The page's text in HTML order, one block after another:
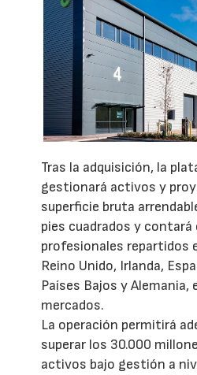
Tras la adquisición, la
gestionará activos y
superficie bruta
pies cuadrados y contará
profesionales repartidos
Reino Unido, Irlanda,
Países Bajos y
mercados.
La operación permitirá
superar los 30.000
activos bajo gestión a